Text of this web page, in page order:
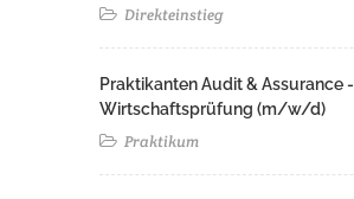
Direkteinstieg
Praktikanten Audit & Assurance -
Wirtschaftsprüfung (m/w/d)
Praktikum